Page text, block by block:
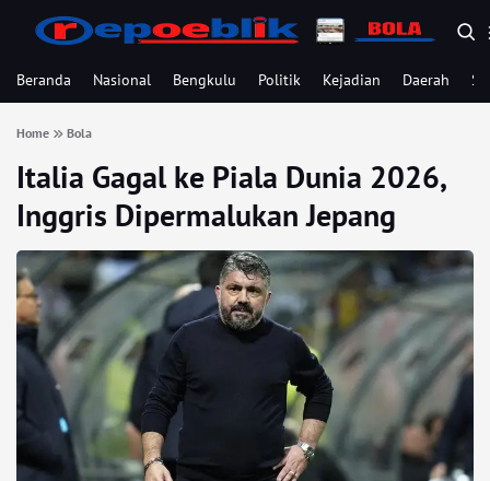
Beranda Nasional Bengkulu Politik Kejadian Daerah
Home Bola
Italia Gagal ke Piala Dunia 2026,
Inggris Dipermalukan Jepang